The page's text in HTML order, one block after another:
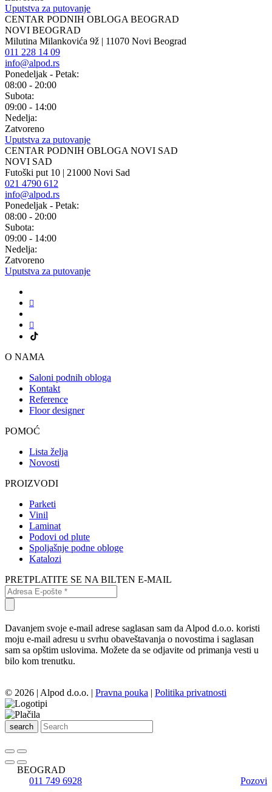
Uputstva za putovanje
CENTAR PODNIH OBLOGA BEOGRAD
NOVI BEOGRAD
Milutina Milankovića 9ž | 11070 Novi Beograd
011 228 14 09
info@alpod.rs
Ponedeljak - Petak:
08:00 - 20:00
Subota:
09:00 - 14:00
Nedelja:
Zatvoreno
Uputstva za putovanje
CENTAR PODNIH OBLOGA NOVI SAD
NOVI SAD
Futoški put 10 | 21000 Novi Sad
021 4790 612
info@alpod.rs
Ponedeljak - Petak:
08:00 - 20:00
Subota:
09:00 - 14:00
Nedelja:
Zatvoreno
Uputstva za putovanje
O NAMA
Saloni podnih obloga
Kontakt
Reference
Floor designer
POMOĆ
Lista želja
Novosti
PROIZVODI
Parketi
Vinil
Laminat
Podovi od plute
Spoljašnje podne obloge
Katalozi
PRETPLATITE SE NA BILTEN E-MAIL
Davanjem svoje e-mail adrese saglasan sam da Alpod d.o.o. koristi
moju e-mail adresu u svrhu obaveštavanja o novostima i saglasan
sam sa opštim uslovima. Možete da se odjavite od primanja vesti u
bilo kom trenutku.
© 2026 | Alpod d.o.o. | Pravna pouka | Politika privatnosti
search
BEOGRAD
011 749 6928
Pozovi